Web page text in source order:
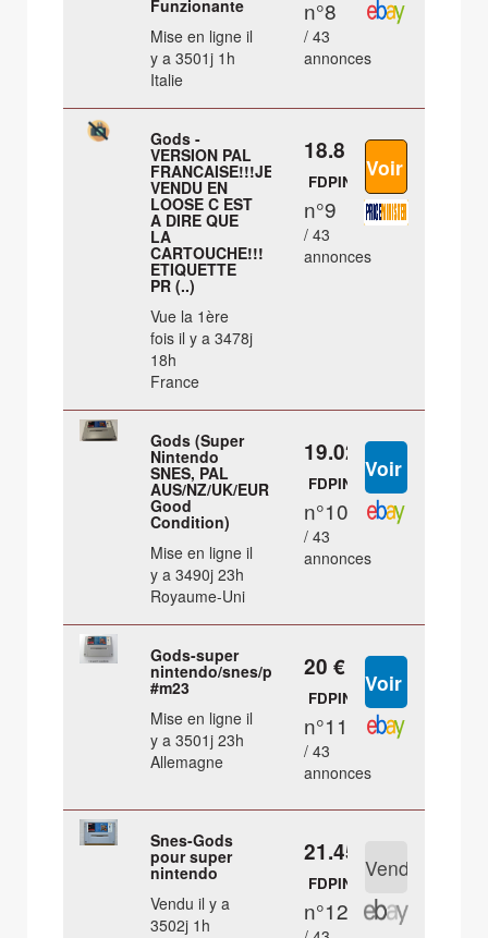
Funzionante
Mise en ligne il
y a 3501j 1h
Italie
n°8
/ 43
annonces
Gods -
VERSION PAL
FRANCAISE!!!JEU
VENDU EN
LOOSE C EST
A DIRE QUE
LA
CARTOUCHE!!!
ETIQUETTE
PR (..)
Vue la 1ère
fois il y a 3478j
18h
France
18.8 €
FDPIN
n°9
/ 43
annonces
Gods (Super
Nintendo
SNES, PAL
AUS/NZ/UK/EUR
Good
Condition)
Mise en ligne il
y a 3490j 23h
Royaume-Uni
19.02 €
FDPIN
n°10
/ 43
annonces
Gods-super
nintendo/snes/pal
#m23
Mise en ligne il
y a 3501j 23h
Allemagne
20 €
FDPIN
n°11
/ 43
annonces
Snes-Gods
pour super
nintendo
Vendu il y a
3502j 1h
21.45 €
FDPIN
n°12